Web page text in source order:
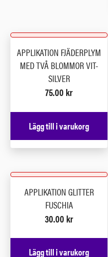
APPLIKATION FJÄDERPLYM
MED TVÅ BLOMMOR VIT-
SILVER
75.00 kr
Lägg till i varukorg
APPLIKATION GLITTER
FUSCHIA
30.00 kr
Lägg till i varukorg